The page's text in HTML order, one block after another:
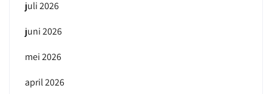
juli 2026
juni 2026
mei 2026
april 2026